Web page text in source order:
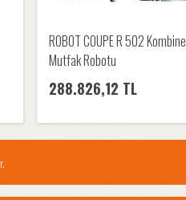
ROBOT COUPE R 502 Kombine
Mutfak Robotu
288.826,12 TL